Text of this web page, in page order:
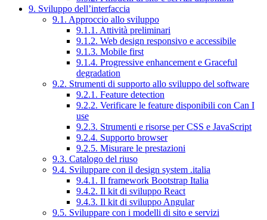
9. Sviluppo dell’interfaccia
9.1. Approccio allo sviluppo
9.1.1. Attività preliminari
9.1.2. Web design responsivo e accessibile
9.1.3. Mobile first
9.1.4. Progressive enhancement e Graceful
degradation
9.2. Strumenti di supporto allo sviluppo del software
9.2.1. Feature detection
9.2.2. Verificare le feature disponibili con Can I
use
9.2.3. Strumenti e risorse per CSS e JavaScript
9.2.4. Supporto browser
9.2.5. Misurare le prestazioni
9.3. Catalogo del riuso
9.4. Sviluppare con il design system .italia
9.4.1. Il framework Bootstrap Italia
9.4.2. Il kit di sviluppo React
9.4.3. Il kit di sviluppo Angular
9.5. Sviluppare con i modelli di sito e servizi